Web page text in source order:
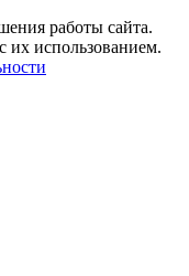
работы сайта.
их использованием.